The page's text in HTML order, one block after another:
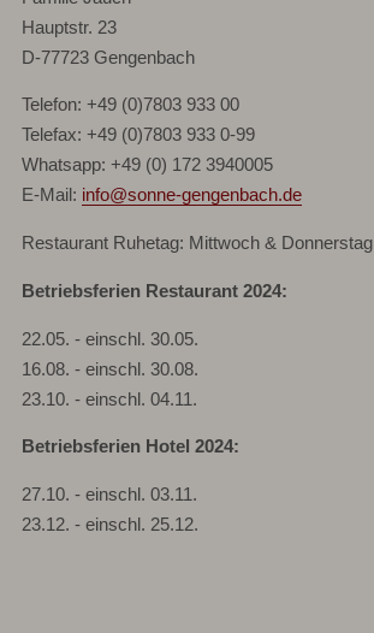
Hauptstr. 23
D-77723 Gengenbach
Telefon: +49 (0)7803 933 00
Telefax: +49 (0)7803 933 0-99
Whatsapp: +49 (0) 172 3940005
E-Mail: info@sonne-gengenbach.de
Restaurant Ruhetag: Mittwoch & Donnerstag
Betriebsferien Restaurant 2024:
22.05. - einschl. 30.05.
16.08. - einschl. 30.08.
23.10. - einschl. 04.11.
Betriebsferien Hotel 2024:
27.10. - einschl. 03.11.
23.12. - einschl. 25.12.